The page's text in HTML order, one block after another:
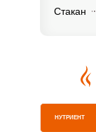
Стакан
НУТРИЕНТ